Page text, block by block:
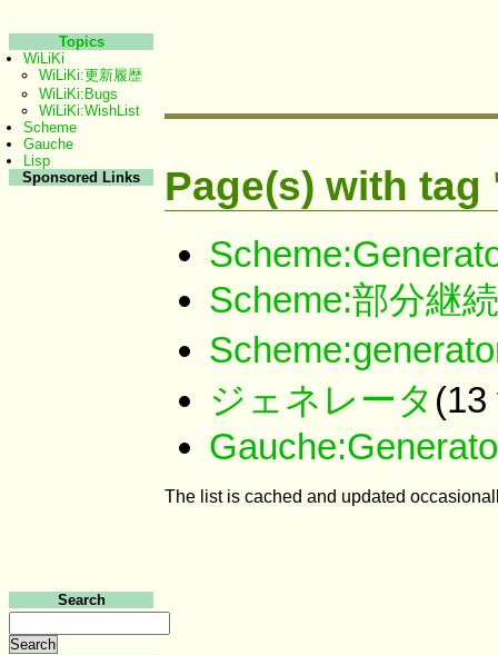
Page(s) with
Scheme:部分継
ジェネレータ (13
The list is cached and updated
Topics
WiLiKi
WiLiKi:更新履歴
WiLiKi:Bugs
WiLiKi:WishList
Scheme
Gauche
Lisp
Sponsored Links
Search